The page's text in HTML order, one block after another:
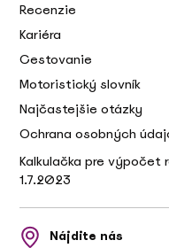
Recenzie
Kariéra
Cestovanie
Motoristický slovník
Najčastejšie otázky
Ochrana osobných
Kalkulačka pre výpočet
1.7.2023
Nájdite nás